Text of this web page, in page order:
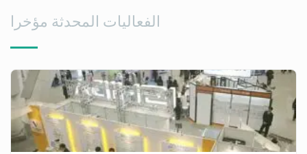
الفعاليات المحدثة مؤخرا